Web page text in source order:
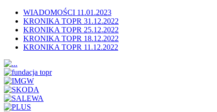
WIADOMOŚCI 11.01.2023
KRONIKA TOPR 31.12.2022
KRONIKA TOPR 25.12.2022
KRONIKA TOPR 18.12.2022
KRONIKA TOPR 11.12.2022